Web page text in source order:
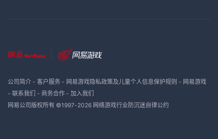
公司简介- 客户服务- 网易游戏隐私政策及儿童个人信息保护规则 - 网易游戏
- 联系我们 - 商务合作- 加入我们
网易公司版权所有 ©1997-2026 网络游戏行业防沉迷自律公约